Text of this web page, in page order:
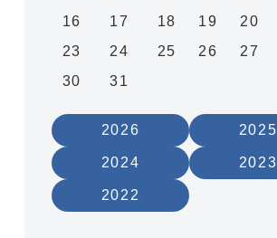
16
17 18 19 20
23
24 25 26 27
30
31
2026 2025
2024 2023
2022